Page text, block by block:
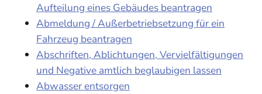
Aufteilung eines Gebäudes beantragen
Abmeldung / Außerbetriebsetzung für ein
Fahrzeug beantragen
Abschriften, Ablichtungen, Vervielfältigungen
und Negative amtlich beglaubigen lassen
Abwasser entsorgen